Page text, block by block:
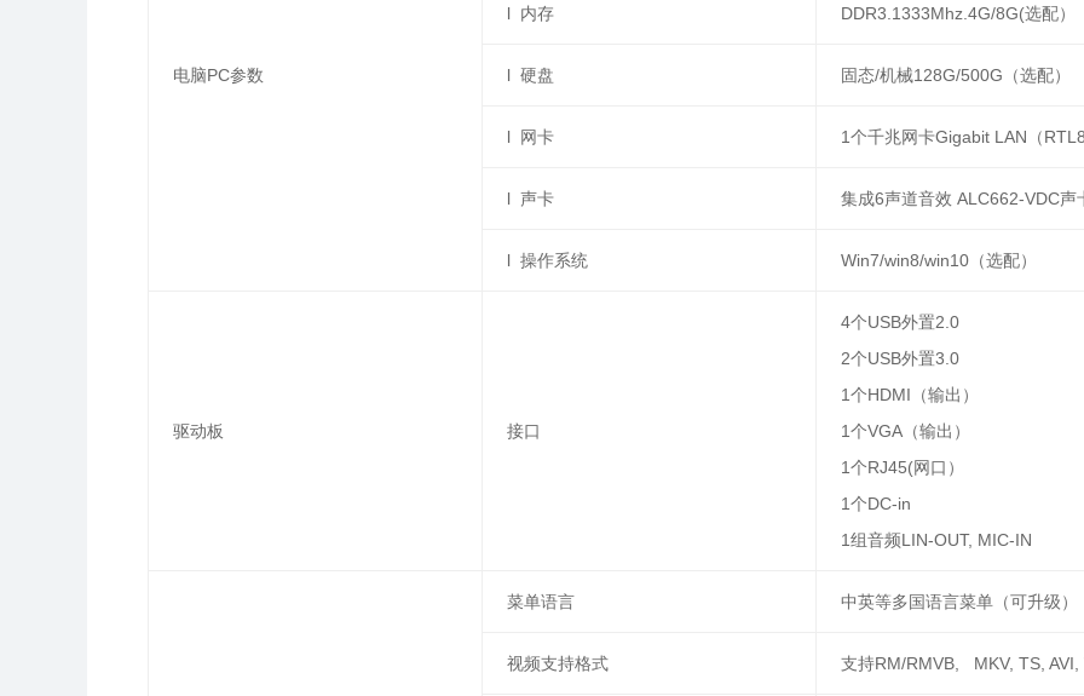
电脑PC参数
l 内存 DDR3.1333Mhz.4G/8G(选配）
l 硬盘 固态/机械128G/500G（选配）
l 网卡 1个千兆网卡Gigabit LAN（
l 声卡 集成6声道音效 ALC662-VDC声
l 操作系统 Win7/win8/win10（选配）
驱动板 接口
4个USB外置2.0
2个USB外置3.0
1个HDMI（输出）
1个VGA（输出）
1个RJ45(网口）
1个DC-in
1组音频LIN-OUT, MIC-IN
菜单语言 中英等多国语言菜单（可升级）
视频支持格式 支持RM/RMVB, MKV, TS, AVI,